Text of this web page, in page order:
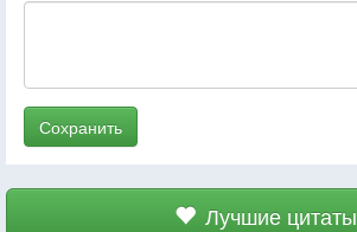
Сохранить
Лучшие цитаты